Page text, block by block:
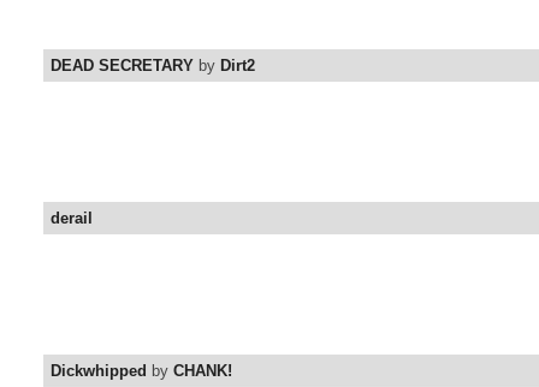
DEAD SECRETARY by Dirt2
derail
Dickwhipped by CHANK!